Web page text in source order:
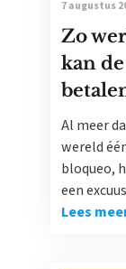
7 augustus
Zo
kan
Al meer
wereld
bloqueo,
een
Lees